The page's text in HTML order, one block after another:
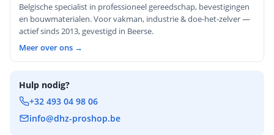
Belgische specialist in professioneel gereedschap, bevestigingen
en bouwmaterialen. Voor vakman, industrie & doe-het-zelver —
actief sinds 2013, gevestigd in Beerse.
Meer over ons →
Hulp nodig?
+32 493 04 98 06
info@dhz-proshop.be